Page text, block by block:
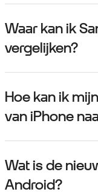
Waar kan ik
vergelijken?
Hoe kan ik
van iPhone
Wat is de
Android?